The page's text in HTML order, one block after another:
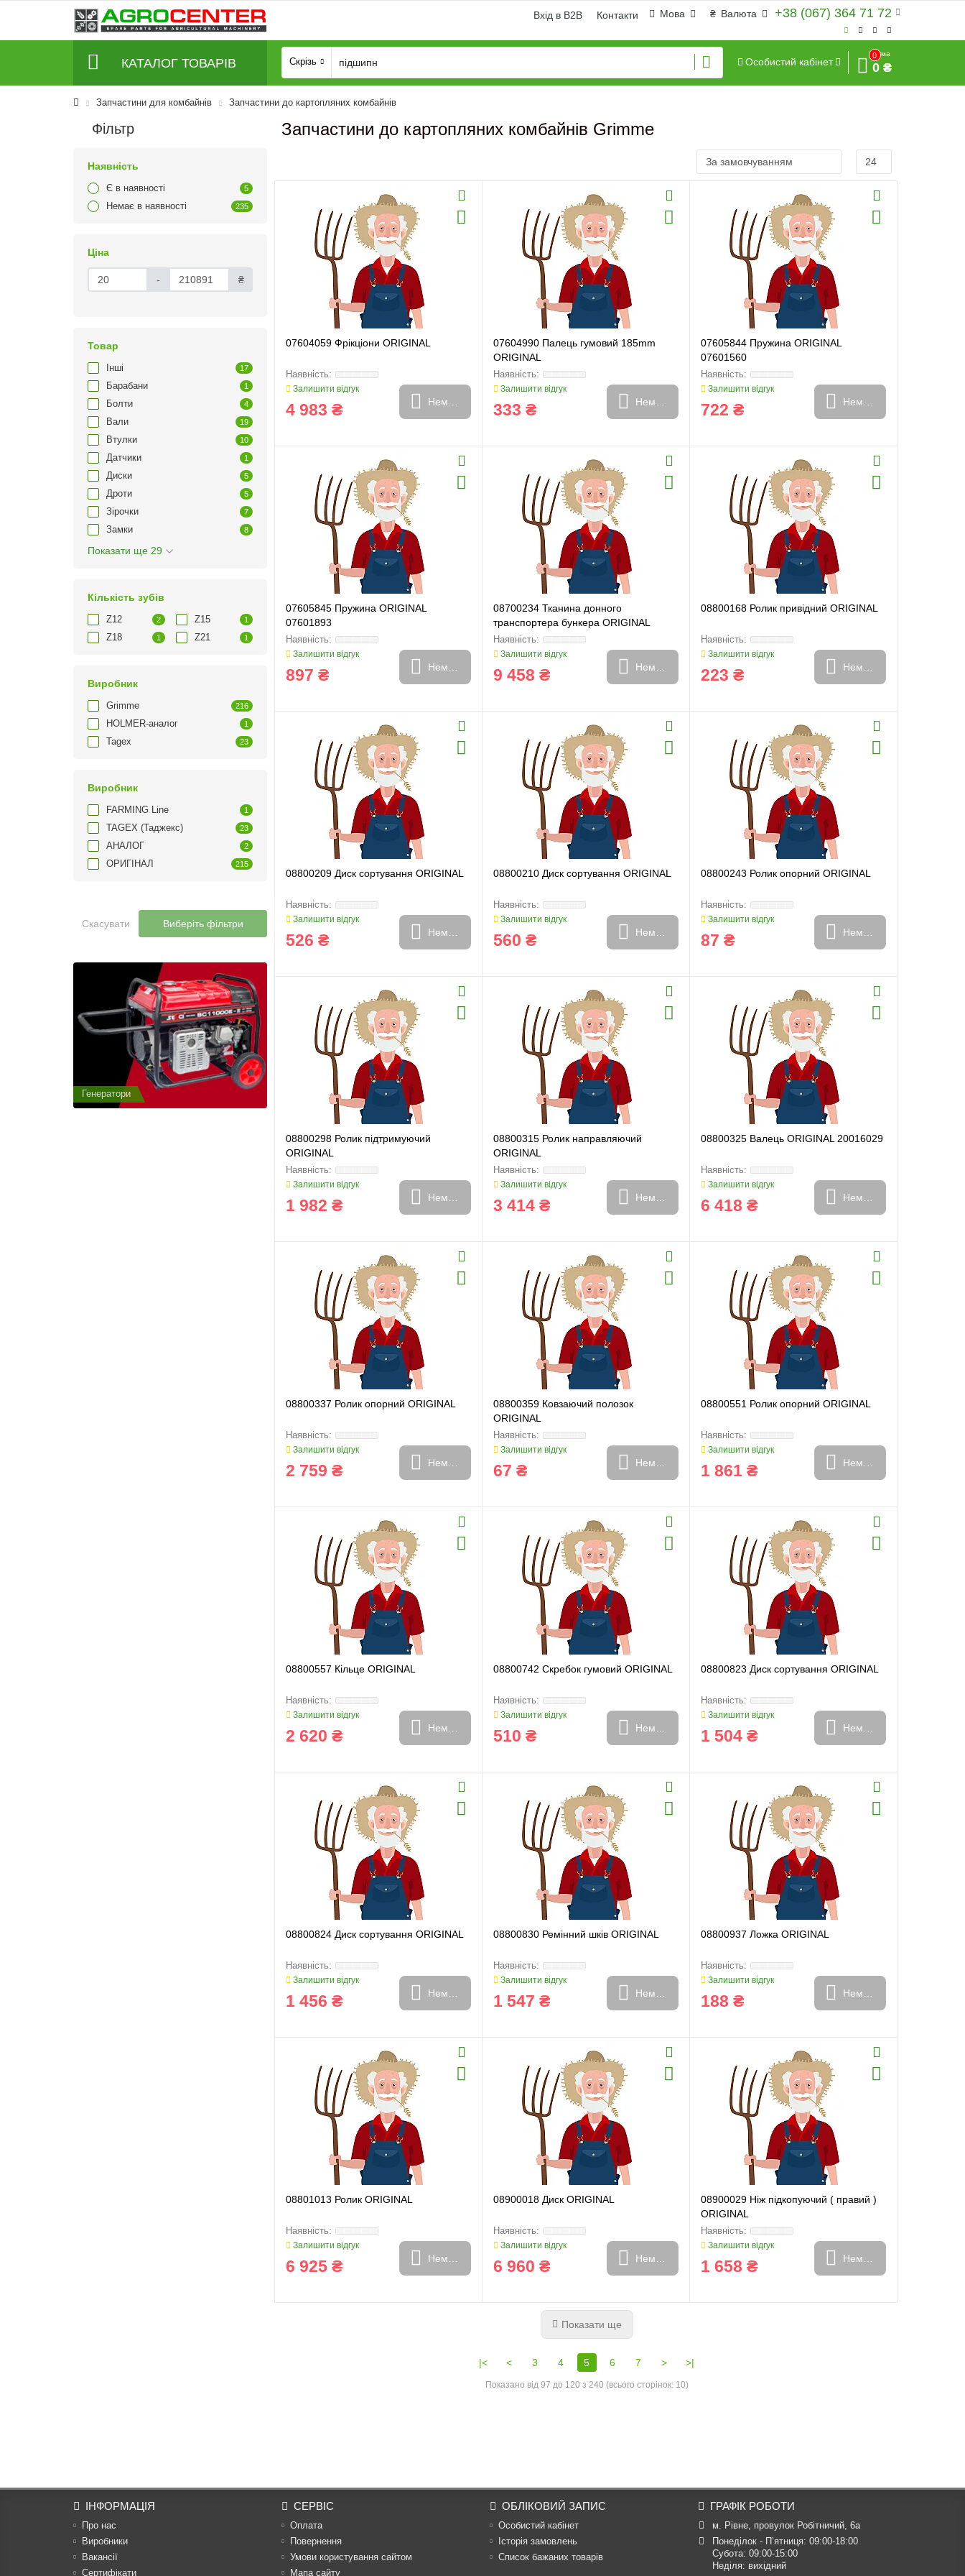
+38 (067) 364 71 72
₴ Валюта
Мова
Вхід в B2B Контакти
КАТАЛОГ ТОВАРІВ Скрізь Особистий кабінет
0
Сума
0 ₴
Запчастини для комбайнів Запчастини до картопляних комбайнів
Фільтр
Наявність
Є в наявності 5
Немає в наявності 235
Ціна
- ₴
Товар
Інші 17
Барабани 1
Болти 4
Вали 19
Втулки 10
Датчики 1
Диски 5
Дроти 5
Зірочки 7
Замки 8
Показати ще 29
Кількість зубів
Z12 2 Z15 1
Z18 1 Z21 1
Виробник
Grimme 216
HOLMER-аналог 1
Tagex 23
Виробник
FARMING Line 1
TAGEX (Таджекс) 23
АНАЛОГ 2
ОРИГІНАЛ 215
Скасувати Виберіть фільтри
Генератори
Запчастини до картопляних комбайнів Grimme
07604059 Фрікціони ORIGINAL
Залишити відгук
4 983 ₴ Немає в наявності
07604990 Палець гумовий 185mm
ORIGINAL
Залишити відгук
333 ₴ Немає в наявності
07605844 Пружина ORIGINAL
07601560
Залишити відгук
722 ₴ Немає в наявності
07605845 Пружина ORIGINAL
07601893
Залишити відгук
897 ₴ Немає в наявності
08700234 Тканина донного
транспортера бункера ORIGINAL
Залишити відгук
9 458 ₴ Немає в наявності
08800168 Ролик привідний ORIGINAL
Залишити відгук
223 ₴ Немає в наявності
08800209 Диск сортування ORIGINAL
Залишити відгук
526 ₴ Немає в наявності
08800210 Диск сортування ORIGINAL
Залишити відгук
560 ₴ Немає в наявності
08800243 Ролик опорний ORIGINAL
Залишити відгук
87 ₴ Немає в наявності
08800298 Ролик підтримуючий
ORIGINAL
Залишити відгук
1 982 ₴ Немає в наявності
08800315 Ролик направляючий
ORIGINAL
Залишити відгук
3 414 ₴ Немає в наявності
08800325 Валець ORIGINAL 20016029
Залишити відгук
6 418 ₴ Немає в наявності
08800337 Ролик опорний ORIGINAL
Залишити відгук
2 759 ₴ Немає в наявності
08800359 Ковзаючий полозок
ORIGINAL
Залишити відгук
67 ₴ Немає в наявності
08800551 Ролик опорний ORIGINAL
Залишити відгук
1 861 ₴ Немає в наявності
08800557 Кільце ORIGINAL
Залишити відгук
2 620 ₴ Немає в наявності
08800742 Скребок гумовий ORIGINAL
Залишити відгук
510 ₴ Немає в наявності
08800823 Диск сортування ORIGINAL
Залишити відгук
1 504 ₴ Немає в наявності
08800824 Диск сортування ORIGINAL
Залишити відгук
1 456 ₴ Немає в наявності
08800830 Ремінний шків ORIGINAL
Залишити відгук
1 547 ₴ Немає в наявності
08800937 Ложка ORIGINAL
Залишити відгук
188 ₴ Немає в наявності
08801013 Ролик ORIGINAL
Залишити відгук
6 925 ₴ Немає в наявності
08900018 Диск ORIGINAL
Залишити відгук
6 960 ₴ Немає в наявності
08900029 Ніж підкопуючий ( правий )
ORIGINAL
Залишити відгук
1 658 ₴ Немає в наявності
Показати ще
|< < 3 4 5 6 7 > >|
Показано від 97 до 120 з 240 (всього сторінок: 10)
ІНФОРМАЦІЯ
Про нас
Виробники
Вакансії
Сертифікати
СЕРВІС
Оплата
Повернення
Умови користування сайтом
Мапа сайту
ОБЛІКОВИЙ ЗАПИС
Особистий кабінет
Історія замовлень
Список бажаних товарів
ГРАФІК РОБОТИ
м. Рівне, провулок Робітничий, 6а
Понеділок - П’ятниця: 09:00-18:00
Субота: 09:00-15:00
Неділя: вихідний